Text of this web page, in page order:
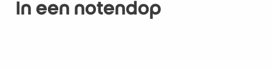
In een notendop